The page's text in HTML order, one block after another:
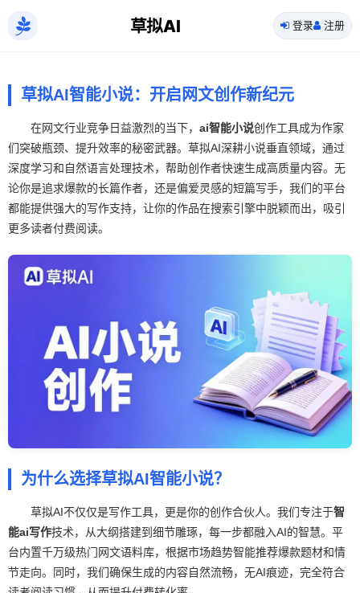
草拟AI 登录 注册
草拟AI智能小说：开启网文创作新纪元
在网文行业竞争日益激烈的当下， ai智能小说创作工具成为作家
们突破瓶颈、提升效率的秘密武器。草拟AI深耕小说垂直领域，通过
深度学习和自然语言处理技术，帮助创作者快速生成高质量内容。无
论你是追求爆款的长篇作者，还是偏爱灵感的短篇写手，我们的平台
都能提供强大的写作支持，让你的作品在搜索引擎中脱颖而出，吸引
更多读者付费阅读。
为什么选择草拟AI智能小说？
草拟AI不仅仅是写作工具，更是你的创作合伙人。我们专注于智
能ai写作技术，从大纲搭建到细节雕琢，每一步都融入AI的智慧。平
台内置千万级热门网文语料库，根据市场趋势智能推荐爆款题材和情
节走向。同时，我们确保生成的内容自然流畅，无AI痕迹，完全符合